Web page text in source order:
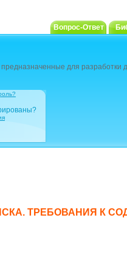
Вопрос-Ответ
для разработки
ТРЕБОВАНИЯ К